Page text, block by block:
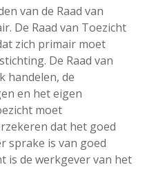
van de Raad van
De Raad van Toezicht
zich primair moet
De Raad van
handelen, de
en het eigen
moet
dat het goed
sprake is van goed
is de werkgever van het